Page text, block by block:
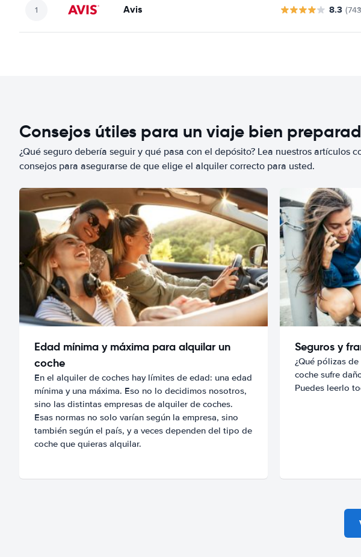
Avis 8.3
Consejos útiles para un viaje bien
¿Qué seguro debería seguir y qué pasa con el depósito? Lea nuestros artículos
consejos para asegurarse de que elige el alquiler correcto para usted.
Edad mínima y máxima para alquilar un
coche
En el alquiler de coches hay límites de edad: una edad
mínima y una máxima. Eso no lo decidimos nosotros,
sino las distintas empresas de alquiler de coches.
Esas normas no solo varían según la empresa, sino
también según el país, y a veces dependen del tipo de
coche que quieras alquilar.
Seguros y
¿Qué pólizas
coche sufre
Puedes leerlo